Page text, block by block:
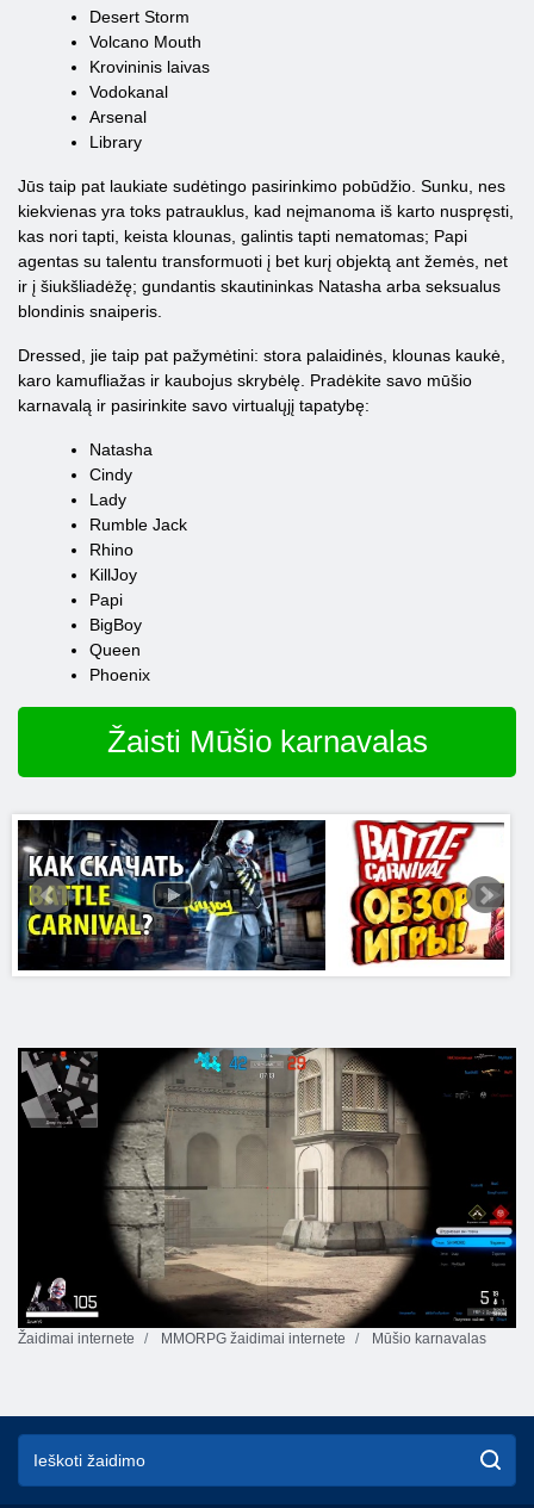
Desert Storm
Volcano Mouth
Krovininis laivas
Vodokanal
Arsenal
Library
Jūs taip pat laukiate sudėtingo pasirinkimo pobūdžio. Sunku, nes
kiekvienas yra toks patrauklus, kad neįmanoma iš karto nuspręsti,
kas nori tapti, keista klounas, galintis tapti nematomas; Papi
agentas su talentu transformuoti į bet kurį objektą ant žemės, net
ir į šiukšliadėžę; gundantis skautininkas Natasha arba seksualus
blondinis snaiperis.
Dressed, jie taip pat pažymėtini: stora palaidinės, klounas kaukė,
karo kamufliažas ir kaubojus skrybėlę. Pradėkite savo mūšio
karnavalą ir pasirinkite savo virtualųjį tapatybę:
Natasha
Cindy
Lady
Rumble Jack
Rhino
KillJoy
Papi
BigBoy
Queen
Phoenix
Žaisti Mūšio karnavalas
Žaidimai internete MMORPG žaidimai internete Mūšio karnavalas